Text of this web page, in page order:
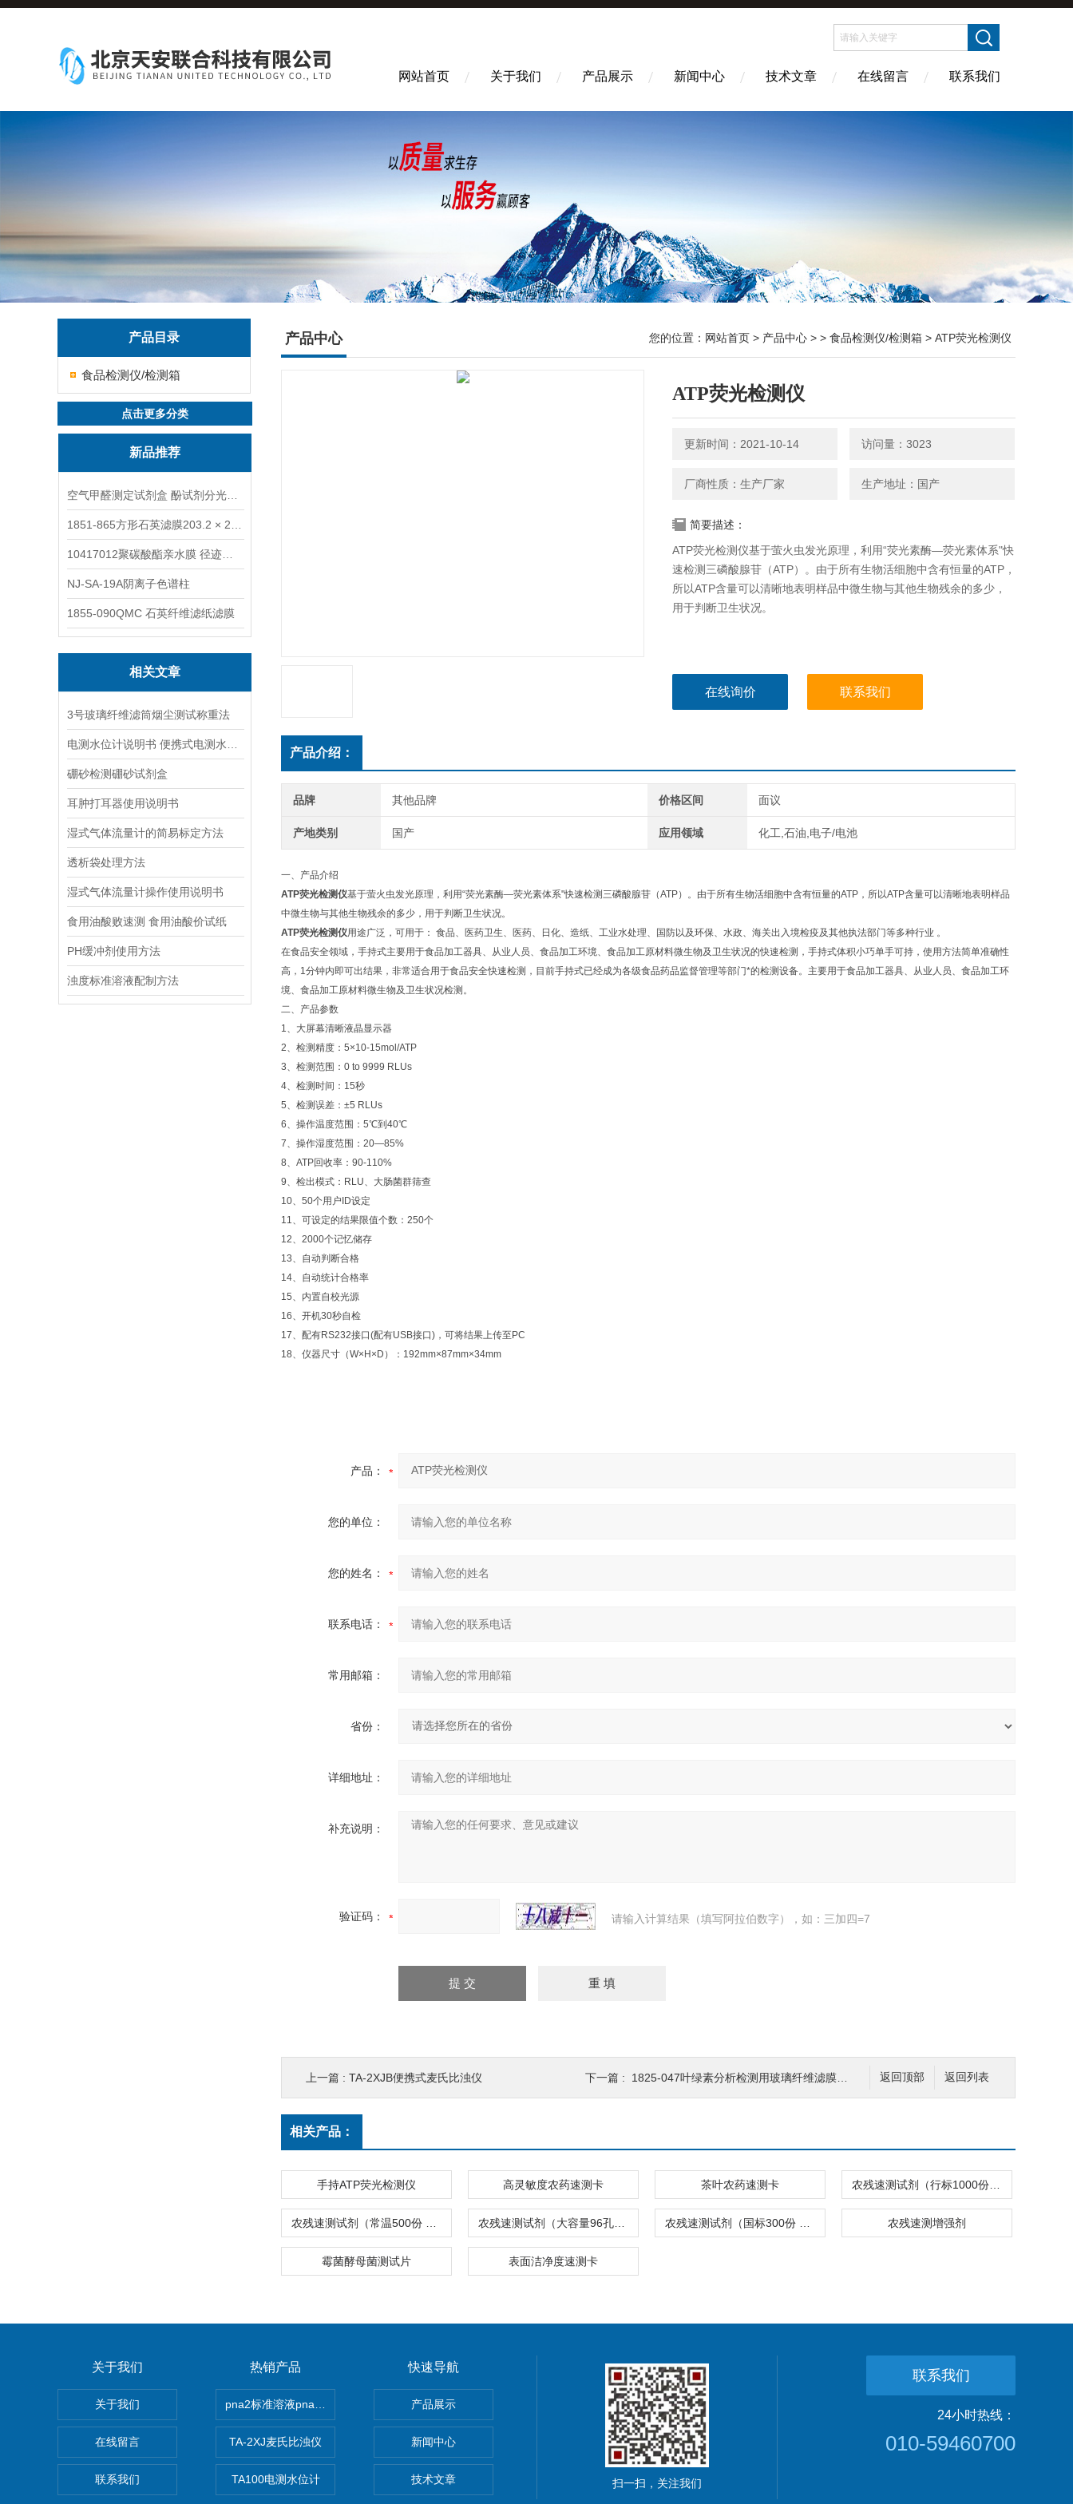
网站首页 关于我们 产品展示 新闻中心 技术文章 在线留言 联系我们
产品目录
食品检测仪/检测箱
点击更多分类
新品推荐
NJ-SA-19A阴离子色谱柱
1855-090QMC 石英纤维滤纸滤膜
相关文章
3号玻璃纤维滤筒烟尘测试称重法
硼砂检测硼砂试剂盒
耳肿打耳器使用说明书
湿式气体流量计的简易标定方法
透析袋处理方法
湿式气体流量计操作使用说明书
食用油酸败速测 食用油酸价试纸
PH缓冲剂使用方法
浊度标准溶液配制方法
产品中心 您的位置： 网站首页 > 产品中心 > > 食品检测仪/检测箱 > ATP荧光检测仪
ATP荧光检测仪
更新时间：2021-10-14 访问量：3023
厂商性质：生产厂家 生产地址：国产
简要描述：
ATP荧光检测仪基于萤火虫发光原理，利用“荧光素酶—荧光素体系"快
速检测三磷酸腺苷（ATP）。由于所有生物活细胞中含有恒量的ATP，
所以ATP含量可以清晰地表明样品中微生物与其他生物残余的多少，
用于判断卫生状况。
在线询价 联系我们
产品介绍：
品牌 其他品牌 价格区间 面议
产地类别 国产 应用领域 化工,石油,电子/电池
一、产品介绍
ATP荧光检测仪基于萤火虫发光原理，利用“荧光素酶—荧光素体系"快速检测三磷酸腺苷（ATP）。由于所有生物活细胞中含有恒量的ATP，所以ATP含量可以清晰地表明样品
中微生物与其他生物残余的多少，用于判断卫生状况。
ATP荧光检测仪用途广泛，可用于： 食品、医药卫生、医药、日化、造纸、工业水处理、国防以及环保、水政、海关出入境检疫及其他执法部门等多种行业 。
在食品安全领域，手持式主要用于食品加工器具、从业人员、食品加工环境、食品加工原材料微生物及卫生状况的快速检测，手持式体积小巧单手可持，使用方法简单准确性
高，1分钟内即可出结果，非常适合用于食品安全快速检测，目前手持式已经成为各级食品药品监督管理等部门*的检测设备。主要用于食品加工器具、从业人员、食品加工环
境、食品加工原材料微生物及卫生状况检测。
二、产品参数
1、大屏幕清晰液晶显示器
2、检测精度：5×10-15mol/ATP
3、检测范围：0 to 9999 RLUs
4、检测时间：15秒
5、检测误差：±5 RLUs
6、操作温度范围：5℃到40℃
7、操作湿度范围：20—85%
8、ATP回收率：90-110%
9、检出模式：RLU、大肠菌群筛查
10、50个用户ID设定
11、可设定的结果限值个数：250个
12、2000个记忆储存
13、自动判断合格
14、自动统计合格率
15、内置自校光源
16、开机30秒自检
17、配有RS232接口(配有USB接口)，可将结果上传至PC
18、仪器尺寸（W×H×D）：192mm×87mm×34mm
产品：
您的单位：
您的姓名：
联系电话：
常用邮箱：
省份：
详细地址：
补充说明：
验证码： 请输入计算结果（填写阿拉伯数字），如：三加四=7
返回列表
返回顶部
上一篇 : TA-2XJB便携式麦氏比浊仪 下一篇 : 1825-047叶绿素分析检测用玻璃纤维滤膜47mm 0.7u
相关产品：
手持ATP荧光检测仪 高灵敏度农药速测卡 茶叶农药速测卡
农残速测增强剂
霉菌酵母菌测试片 表面洁净度速测卡
关于我们
关于我们
在线留言
联系我们
热销产品
pna2标准溶液pna3 pna4 pna5 pna6纳离子
TA-2XJ麦氏比浊仪
TA100电测水位计
快速导航
产品展示
新闻中心
技术文章 扫一扫，关注我们
联系我们
24小时热线：
010-59460700